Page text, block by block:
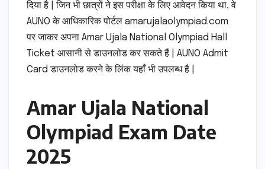
दिया है | जिन भी छात्रों ने इस परीक्षा के लिए आवेदन किया था, वे
AUNO के आधिकारिक पोर्टल amarujalaolympiad.com
पर जाकर अपना Amar Ujala National Olympiad Hall
Ticket आसानी से डाउनलोड कर सकते हैं | AUNO Admit
Card डाउनलोड करने के लिंक यहाँ भी उपलब्ध है |
Amar Ujala National
Olympiad Exam Date
2025